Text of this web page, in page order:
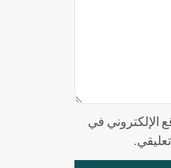
الإلكتروني في